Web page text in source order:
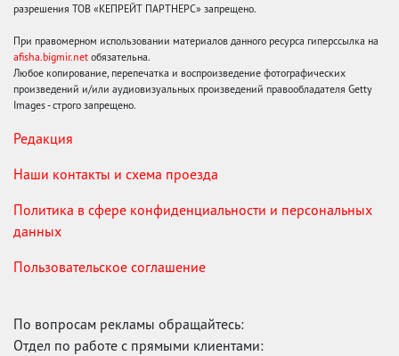
разрешения ТОВ «КЕПРЕЙТ ПАРТНЕРС» запрещено.
При правомерном использовании материалов данного ресурса гиперссылка на
afisha.bigmir.net обязательна.
Любое копирование, перепечатка и воспроизведение фотографических
произведений и/или аудиовизуальных произведений правообладателя Getty
Images - строго запрещено.
Редакция
Наши контакты и схема проезда
Политика в сфере конфиденциальности и персональных
данных
Пользовательское соглашение
По вопросам рекламы обращайтесь:
Отдел по работе с прямыми клиентами: